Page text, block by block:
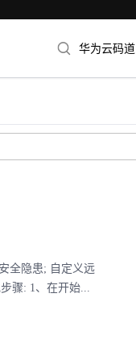
华为云码道
全隐患; 自定义远
骤: 1、在开始...